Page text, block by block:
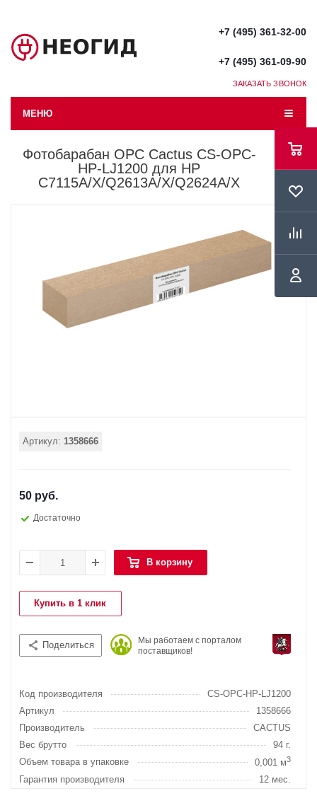
+7 (495) 361-32-00
+7 (495) 361-09-90
ЗАКАЗАТЬ ЗВОНОК
МЕНЮ
Фотобарабан OPC Cactus CS-OPC-
HP-LJ1200 для HP
C7115A/X/Q2613A/X/Q2624A/X
Артикул: 1358666
50 руб.
Достаточно
В корзину
Купить в 1 клик
Поделиться
Мы работаем с порталом
поставщиков!
Код производителя
CS-OPC-HP-LJ1200
Артикул
1358666
Производитель
CACTUS
Вес брутто
94 г.
Объем товара в упаковке
0,001 м3
Гарантия производителя 12 мес.